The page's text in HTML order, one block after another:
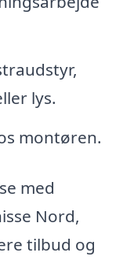
lys.
montøren.
med
Nord,
tilbud og